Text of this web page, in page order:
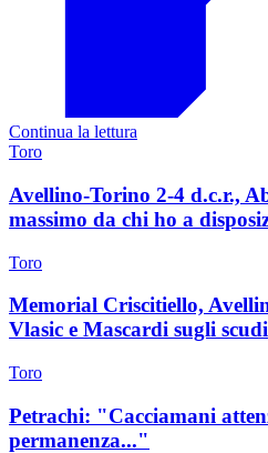
Continua la lettura
Toro
Avellino-Torino 2-4 d.c.r.,
massimo da chi ho a
Toro
Memorial Criscitiello,
Vlasic e Mascardi sugli scudi
Toro
Petrachi: "Cacciamani
permanenza..."